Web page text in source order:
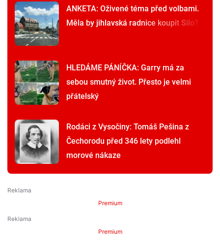
ANKETA: Oživené téma před volbami.
Měla by jihlavská radnice koupit Silo?
HLEDÁME PÁNÍČKA: Garry má za
sebou smutný život. Přesto je velmi
přátelský
Rodáci z Vysočiny: Tomáš Pešina z
Čechorodu před 346 lety podlehl
morové nákaze
Premium
Premium